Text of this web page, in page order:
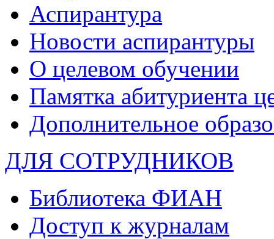
Аспирантура
Новости аспирантуры
О целевом обучении
Памятка абитуриента
Дополнительное
ДЛЯ СОТРУДНИКОВ
Библиотека ФИАН
Доступ к журналам